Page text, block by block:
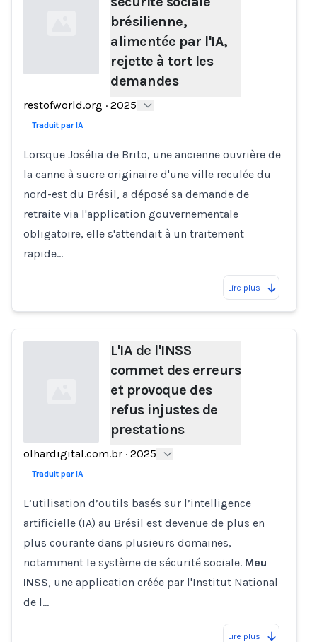
Loading...
brésilienne,
alimentée par l'IA,
rejette à tort les
demandes
restofworld.org · 2025
Traduit par IA
Lorsque Josélia de Brito, une ancienne ouvrière de
la canne à sucre originaire d'une ville reculée du
nord-est du Brésil, a déposé sa demande de
retraite via l'application gouvernementale
obligatoire, elle s'attendait à un traitement
rapide…
Lire plus
Loading...
L'IA de l'INSS
commet des erreurs
et provoque des
refus injustes de
prestations
olhardigital.com.br · 2025
Traduit par IA
L’utilisation d’outils basés sur l’intelligence
artificielle (IA) au Brésil est devenue de plus en
plus courante dans plusieurs domaines,
notamment le système de sécurité sociale. Meu
INSS, une application créée par l'Institut National
de l…
Lire plus